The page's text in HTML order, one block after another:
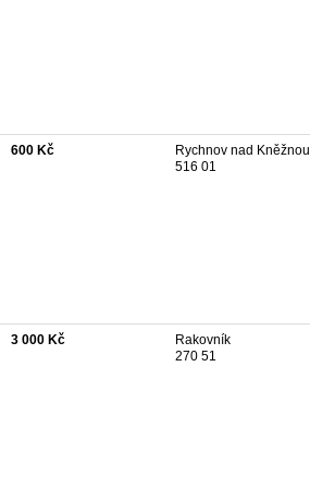
600 Kč
Rychnov nad Kněžnou
516 01
3 000 Kč
Rakovník
270 51